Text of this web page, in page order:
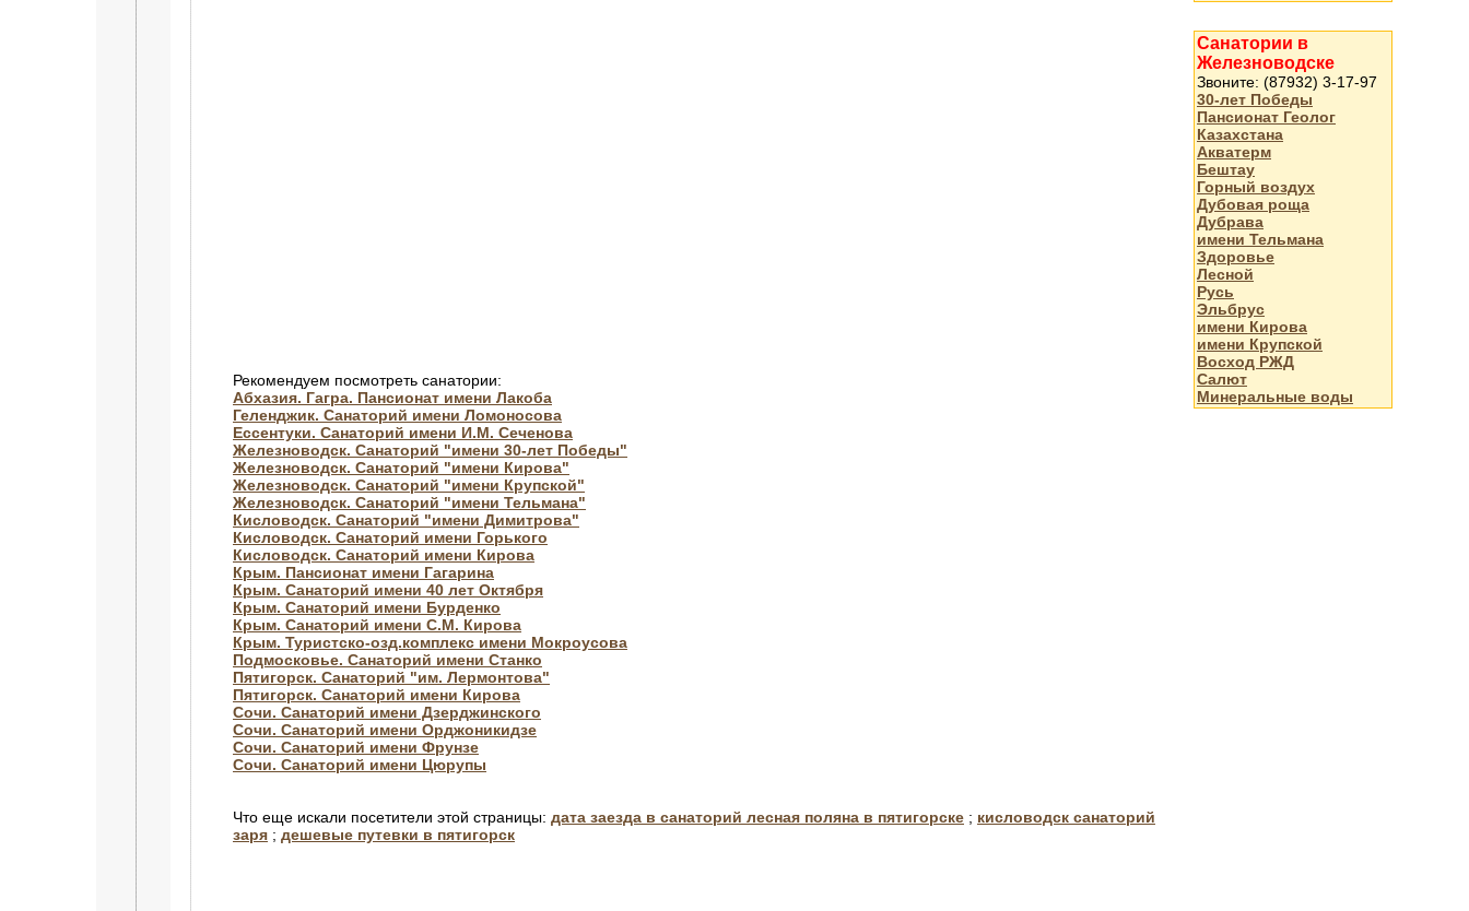
Рекомендуем посмотреть санатории:
Абхазия. Гагра. Пансионат имени Лакоба
Геленджик. Санаторий имени Ломоносова
Ессентуки. Санаторий имени И.М. Сеченова
Железноводск. Санаторий "имени 30-лет Победы"
Железноводск. Санаторий "имени Кирова"
Железноводск. Санаторий "имени Крупской"
Железноводск. Санаторий "имени Тельмана"
Кисловодск. Санаторий "имени Димитрова"
Кисловодск. Санаторий имени Горького
Кисловодск. Санаторий имени Кирова
Крым. Пансионат имени Гагарина
Крым. Санаторий имени 40 лет Октября
Крым. Санаторий имени Бурденко
Крым. Санаторий имени С.М. Кирова
Крым. Туристско-озд.комплекс имени Мокроусова
Подмосковье. Санаторий имени Станко
Пятигорск. Санаторий "им. Лермонтова"
Пятигорск. Санаторий имени Кирова
Сочи. Санаторий имени Дзерджинского
Сочи. Санаторий имени Орджоникидзе
Сочи. Санаторий имени Фрунзе
Сочи. Санаторий имени Цюрупы
Что еще искали посетители этой страницы: дата заезда в санаторий лесная поляна в пятигорске ; кисловодск санаторий
заря ; дешевые путевки в пятигорск
Санатории в
Железноводске
Звоните: (87932) 3-17-97
30-лет Победы
Пансионат Геолог
Казахстана
Акватерм
Бештау
Горный воздух
Дубовая роща
Дубрава
имени Тельмана
Здоровье
Лесной
Русь
Эльбрус
имени Кирова
имени Крупской
Восход РЖД
Салют
Минеральные воды